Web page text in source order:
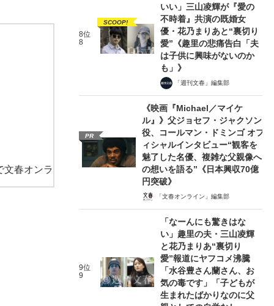
文春オンラ
8位
8
SCOOP!
いい」三山凌輝が『愛の
不時着』共演の既婚女
優・花乃まりあと“裏切り
愛”《趣里の悲痛告白「夫
は子供に興味がないのか
も」》
「週刊文春」編集部
PR
《映画『Michael／マイケ
ル』》父ジョセフ・ジャクソン
役、コールマン・ドミンゴ オフ
ィシャルインタビュー“観客を
魅了した名優、複雑な父親像へ
の想いを語る”《日本興収70億
円突破》
「文春オンライン」編集部
9位
9
「なーんにも驚きはな
い」趣里の夫・三山凌輝
と花乃まりあ“裏切り
愛”報道にヤフコメ沸騰
「水谷豊さん蘭さん、お
気の毒です」「子どもが
生まれたばかりなのに父